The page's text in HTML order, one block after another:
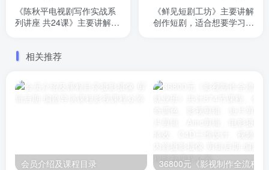
《陈秋平电视剧写作实战系
列讲座 共24课》主要讲解中
499
《鲜见短剧工坊》主要讲解
创作短剧，适合想要学习编
相关推荐
会员介绍及课程目录